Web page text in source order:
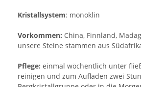
Kristallsystem: monoklin
Vorkommen: China, Finnland,
unsere Steine stammen aus
Pflege: einmal wöchentlich unter
reinigen und zum Aufladen zwei